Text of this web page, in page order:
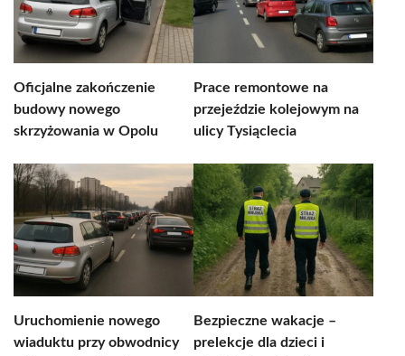
Oficjalne zakończenie
budowy nowego
skrzyżowania w Opolu
Prace remontowe na
przejeździe kolejowym na
ulicy Tysiąclecia
Uruchomienie nowego
wiaduktu przy obwodnicy
Bezpieczne wakacje –
prelekcje dla dzieci i